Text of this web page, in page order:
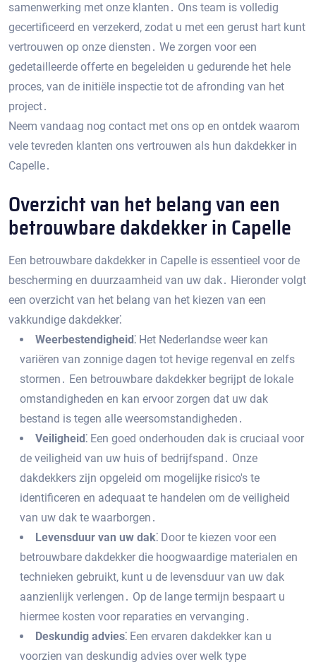
samenwerking met onze klanten․ Ons team is volledig
gecertificeerd en verzekerd‚ zodat u met een gerust hart kunt
vertrouwen op onze diensten․ We zorgen voor een
gedetailleerde offerte en begeleiden u gedurende het hele
proces‚ van de initiële inspectie tot de afronding van het
project․
Neem vandaag nog contact met ons op en ontdek waarom
vele tevreden klanten ons vertrouwen als hun dakdekker in
Capelle․
Overzicht van het belang van een
betrouwbare dakdekker in Capelle
Een betrouwbare dakdekker in Capelle is essentieel voor de
bescherming en duurzaamheid van uw dak․ Hieronder volgt
een overzicht van het belang van het kiezen van een
vakkundige dakdekker⁚
Weerbestendigheid⁚ Het Nederlandse weer kan
variëren van zonnige dagen tot hevige regenval en zelfs
stormen․ Een betrouwbare dakdekker begrijpt de lokale
omstandigheden en kan ervoor zorgen dat uw dak
bestand is tegen alle weersomstandigheden․
Veiligheid⁚ Een goed onderhouden dak is cruciaal voor
de veiligheid van uw huis of bedrijfspand․ Onze
dakdekkers zijn opgeleid om mogelijke risico's te
identificeren en adequaat te handelen om de veiligheid
van uw dak te waarborgen․
Levensduur van uw dak⁚ Door te kiezen voor een
betrouwbare dakdekker die hoogwaardige materialen en
technieken gebruikt‚ kunt u de levensduur van uw dak
aanzienlijk verlengen․ Op de lange termijn bespaart u
hiermee kosten voor reparaties en vervanging․
Deskundig advies⁚ Een ervaren dakdekker kan u
voorzien van deskundig advies over welk type